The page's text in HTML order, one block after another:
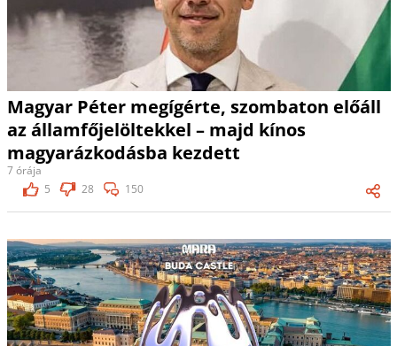
Magyar Péter megígérte, szombaton előáll
az államfőjelöltekkel – majd kínos
magyarázkodásba kezdett
7 órája
5
28 150